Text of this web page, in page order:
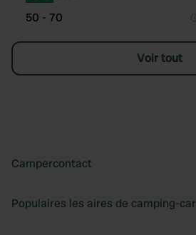
50 - 70
Voir tout
Campercontact
Populaires les aires de camping-car